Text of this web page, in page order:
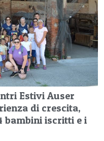
Estivi Auser
di crescita,
bambini iscritti e i